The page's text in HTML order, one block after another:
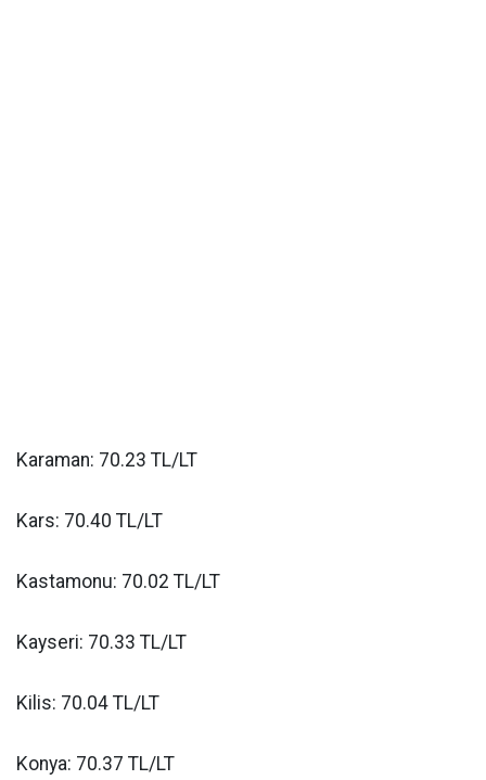
Karaman: 70.23 TL/LT
Kars: 70.40 TL/LT
Kastamonu: 70.02 TL/LT
Kayseri: 70.33 TL/LT
Kilis: 70.04 TL/LT
Konya: 70.37 TL/LT